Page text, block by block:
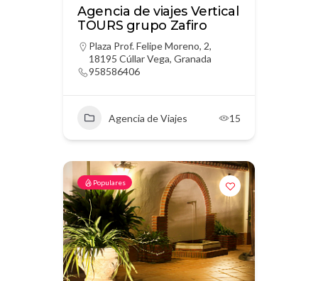
Agencia de viajes Vertical
TOURS grupo Zafiro
Plaza Prof. Felipe Moreno, 2,
18195 Cúllar Vega, Granada
958586406
Agencia de Viajes 15
Populares